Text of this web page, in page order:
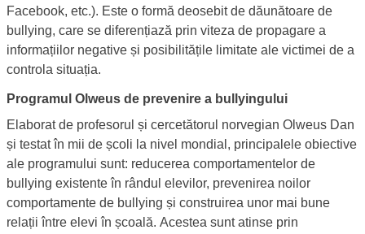
Facebook, etc.). Este o formă deosebit de dăunătoare de
bullying, care se diferențiază prin viteza de propagare a
informațiilor negative și posibilitățile limitate ale victimei de a
controla situația.
Programul Olweus de prevenire a bullyingului
Elaborat de profesorul și cercetătorul norvegian Olweus Dan
și testat în mii de școli la nivel mondial, principalele obiective
ale programului sunt: reducerea comportamentelor de
bullying existente în rândul elevilor, prevenirea noilor
comportamente de bullying și construirea unor mai bune
relații între elevi în școală. Acestea sunt atinse prin